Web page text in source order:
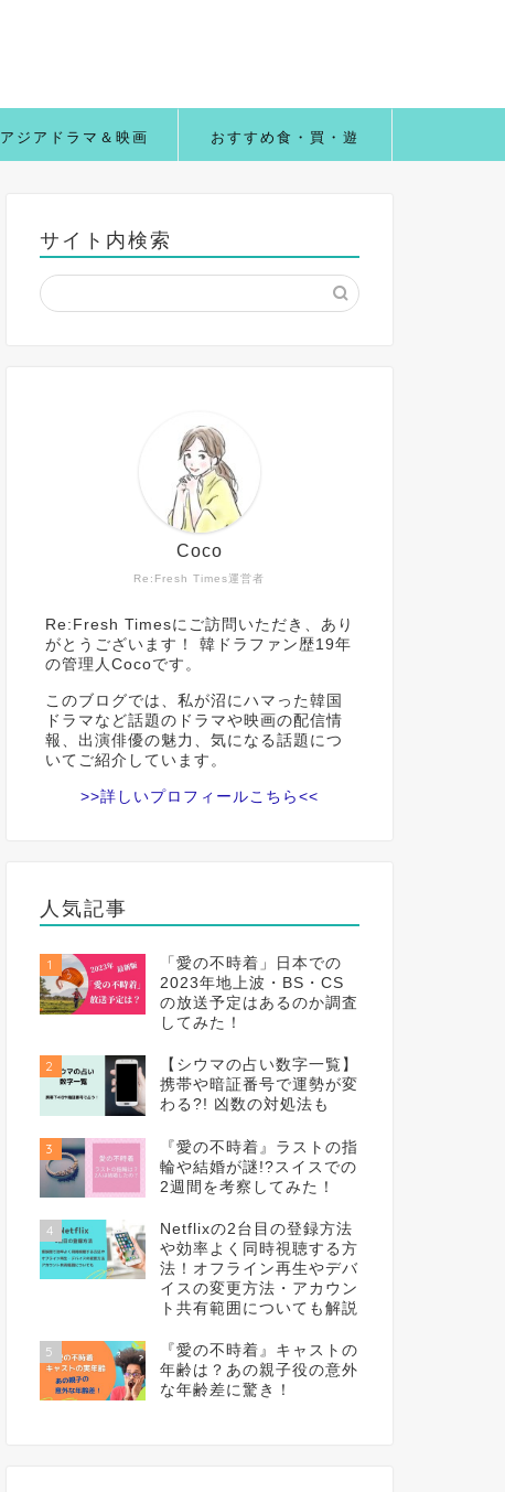
アジアドラマ＆映画 おすすめ食・買・遊
サイト内検索
Re:Fresh Times運営者
Coco
Re:Fresh Timesにご訪問いただき、あり
がとうございます！ 韓ドラファン歴19年
の管理人Cocoです。
このブログでは、私が沼にハマった韓国
ドラマなど話題のドラマや映画の配信情
報、出演俳優の魅力、気になる話題につ
いてご紹介しています。
>>詳しいプロフィールこちら<<
人気記事
1
「愛の不時着」日本での
2023年地上波・BS・CS
の放送予定はあるのか調査
してみた！
2
【シウマの占い数字一覧】
携帯や暗証番号で運勢が変
わる?! 凶数の対処法も
3
『愛の不時着』ラストの指
輪や結婚が謎!?スイスでの
2週間を考察してみた！
4
Netflixの2台目の登録方法
や効率よく同時視聴する方
法！オフライン再生やデバ
イスの変更方法・アカウン
ト共有範囲についても解説
5
『愛の不時着』キャストの
年齢は？あの親子役の意外
な年齢差に驚き！